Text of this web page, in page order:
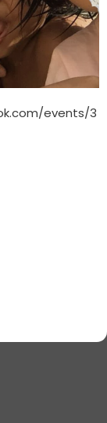
events/3